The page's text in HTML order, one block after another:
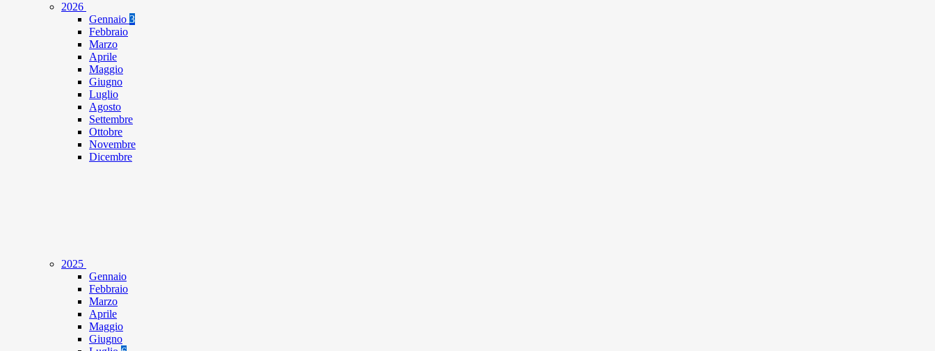
2026
Gennaio 3
Febbraio
Marzo
Aprile
Maggio
Giugno
Luglio
Agosto
Settembre
Ottobre
Novembre
Dicembre
2025
Gennaio
Febbraio
Marzo
Aprile
Maggio
Giugno